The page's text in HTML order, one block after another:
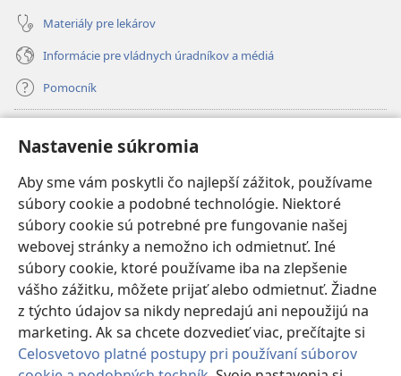
Nastavenie súkromia
Aby sme vám poskytli čo najlepší zážitok, používame
súbory cookie a podobné technológie. Niektoré
súbory cookie sú potrebné pre fungovanie našej
webovej stránky a nemožno ich odmietnuť. Iné
súbory cookie, ktoré používame iba na zlepšenie
vášho zážitku, môžete prijať alebo odmietnuť. Žiadne
z týchto údajov sa nikdy nepredajú ani nepoužijú na
marketing. Ak sa chcete dozvedieť viac, prečítajte si
Celosvetovo platné postupy pri používaní súborov
Materiály pre lekárov
Informácie pre vládnych úradníkov a médiá
Pomocník
(otvorí
nové
okno)
INTERNETOVÁ KNIŽNICA Strážnej veže
(otvorí
nové
okno)JW Hub ®
(otvorí
nové
okno)JW Library
Watchtower Library